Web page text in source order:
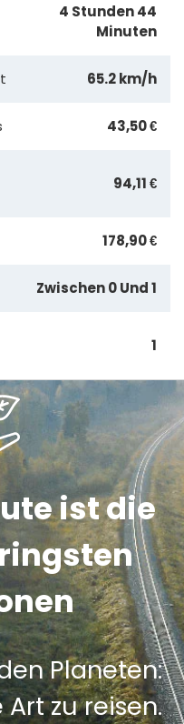
4 Stunden 44
Minuten
65.2 km/h
43,50 €
94,11 €
178,90 €
Zwischen 0 Und 1
1
ist die
Planeten:
zu reisen.